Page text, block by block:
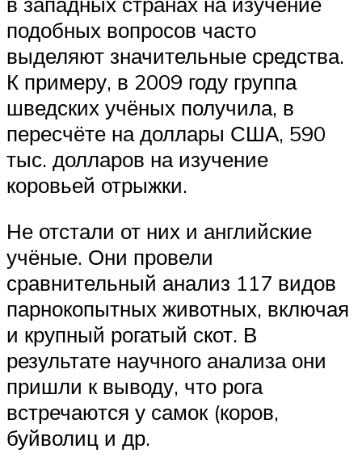
подобных вопросов часто
выделяют значительные средства.
К примеру, в 2009 году группа
шведских учёных получила, в
пересчёте на доллары США, 590
тыс. долларов на изучение
коровьей отрыжки.
Не отстали от них и английские
учёные. Они провели
сравнительный анализ 117 видов
парнокопытных животных, включая
и крупный рогатый скот. В
результате научного анализа они
пришли к выводу, что рога
встречаются у самок (коров,
буйволиц и др.